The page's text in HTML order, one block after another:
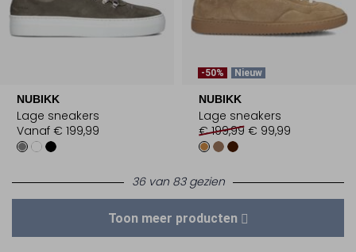
NUBIKK
Lage sneakers
Vanaf € 199,99
-50% Nieuw
NUBIKK
Lage sneakers
€ 199,99 € 99,99
36 van 83 gezien
Toon meer producten